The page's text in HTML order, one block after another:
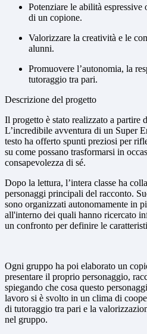
Potenziare le abilità
di un copione.
Valorizzare la creatività e le
alunni.
Promuovere l’autonomia, la
tutoraggio tra pari.
Descrizione del progetto
Il progetto è stato realizzato a partire
L’incredibile avventura di un Super
testo ha offerto spunti preziosi per
su come possano trasformarsi in
consapevolezza di sé.
Dopo la lettura, l’intera classe ha
personaggi principali del racconto.
sono organizzati autonomamente in
all'interno dei quali hanno ricercato
un confronto per definire le
Ogni gruppo ha poi elaborato un
presentare il proprio personaggio,
spiegando che cosa questo
lavoro si è svolto in un clima di
di tutoraggio tra pari e la
nel gruppo.